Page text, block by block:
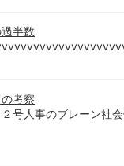
半数
考察
号人事のブレーン社